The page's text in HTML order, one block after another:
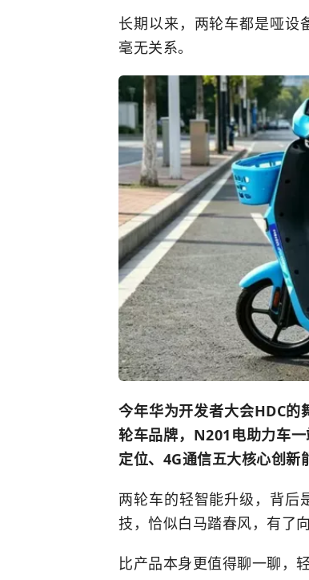
长期以来，两轮车都是哑设
毫无关系。
今年华为开发者大会HDC
轮车品牌，N201电助力车一
定位、4G通信五大核心创新
两轮车的轻智能升级，背后
技，恰似白马踏春风，有了
比产品本身更值得聊一聊，